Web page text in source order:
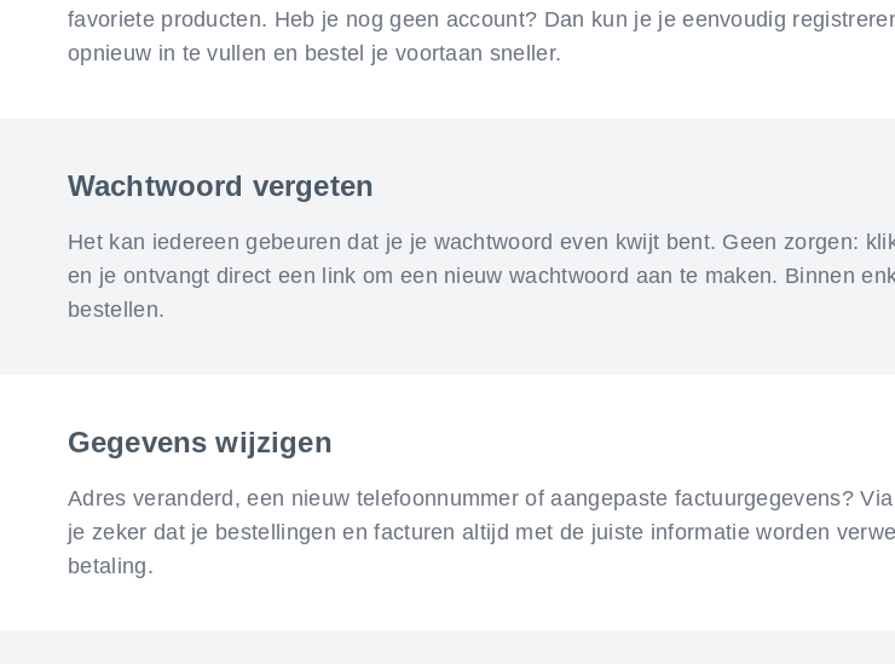
favoriete producten. Heb je nog geen account? Dan kun je je eenvoudig
opnieuw in te vullen en bestel je voortaan sneller.
Wachtwoord vergeten
Het kan iedereen gebeuren dat je je wachtwoord even kwijt bent. Geen zorgen:
en je ontvangt direct een link om een nieuw wachtwoord aan te maken. Binnen
bestellen.
Gegevens wijzigen
Adres veranderd, een nieuw telefoonnummer of aangepaste factuurgegevens?
je zeker dat je bestellingen en facturen altijd met de juiste informatie worden
betaling.